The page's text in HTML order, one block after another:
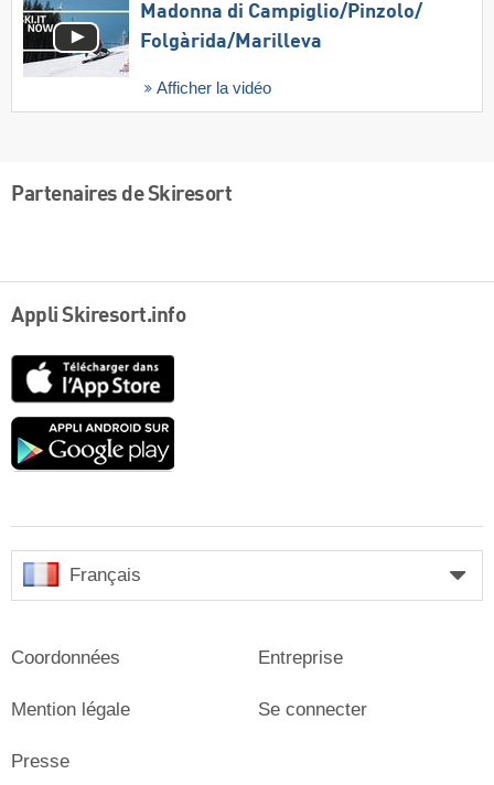
Madonna di Campiglio/​Pinzolo/​
Folgàrida/​Marilleva
Afficher la vidéo
Partenaires de Skiresort
Appli Skiresort.info
Google
Français
Coordonnées
Mention légale
Presse
Entreprise
Se connecter